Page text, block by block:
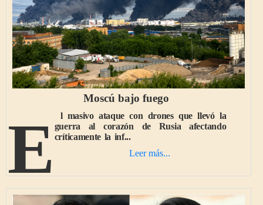
Moscú bajo fuego
El masivo ataque con drones que llevó la guerra al corazón de Rusia afectando
críticamente la inf...
Leer más...